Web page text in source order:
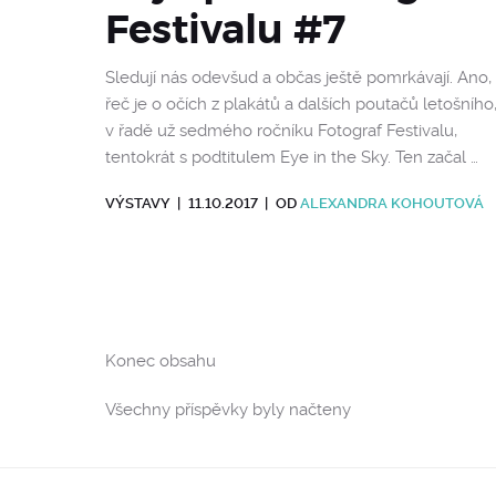
Festivalu #7
Sledují nás odevšud a občas ještě pomrkávají. Ano,
řeč je o očích z plakátů a dalších poutačů letošního,
v řadě už sedmého ročníku Fotograf Festivalu,
tentokrát s podtitulem Eye in the Sky. Ten začal …
VÝSTAVY 11.10.2017 OD ALEXANDRA KOHOUTOVÁ
Konec obsahu
Všechny příspěvky byly načteny